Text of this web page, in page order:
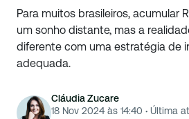
Para muitos brasileiros, acumular
um sonho distante, mas a
diferente com uma estratégia de
adequada.
Cláudia Zucare
18 Nov 2024 às 14:40 · Última